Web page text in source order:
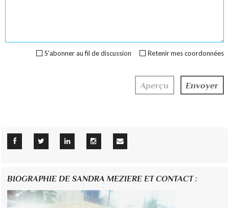
Retenir mes coordonnées
S'abonner au fil de discussion
BIOGRAPHIE DE SANDRA MEZIERE ET CONTACT :